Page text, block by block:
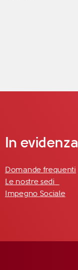
In evidenza
Domande frequenti
Le nostre sedi
Impegno Sociale